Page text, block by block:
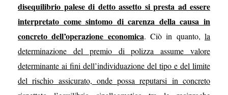
disequilibrio palese di detto assetto si presta ad essere
interpretato come sintomo di carenza della causa in
concreto dell’operazione economica. Ciò in quanto,la
determinazione del premio di polizza assume valore
determinante ai fini dell’individuazione del tipo e del limite
del rischio assicurato, onde possa reputarsi in concreto